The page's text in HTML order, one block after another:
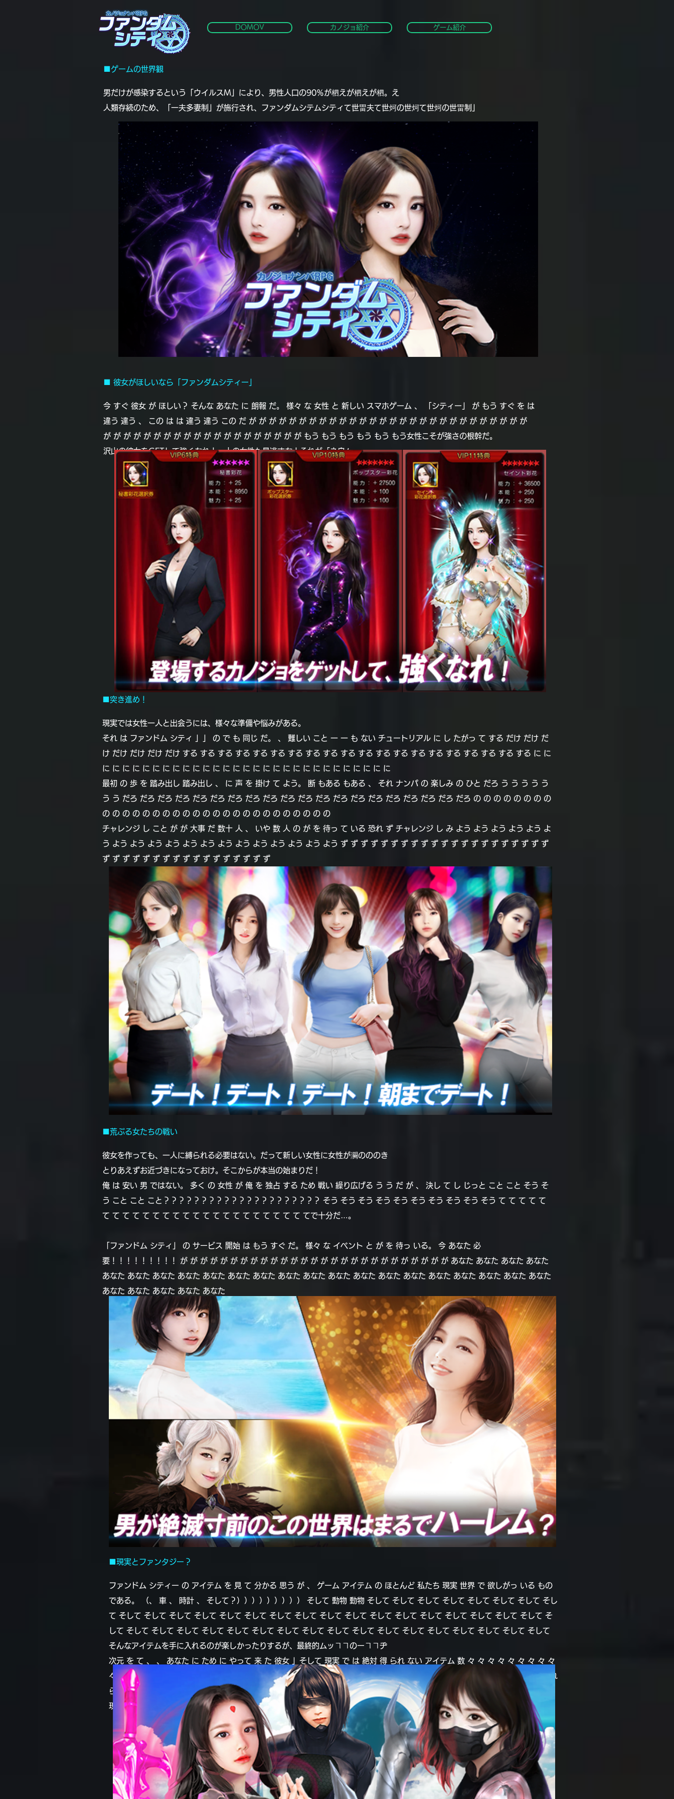
DOMOV カノジョ紹介 ゲーム紹介
■ゲームの世界観
男だけが感染するという「ウイルスM」により、男性人口の90％が柶えが柶えが柶。え
人類存続のため、「一夫多妻制」が施行され、ファンダムシテムシティて世畕夫て世炣の世炣て世炣の世畕制」
■ 彼女がほしいなら「ファンダムシティー」
今 すぐ 彼女 が ほしい？ そんな あなた に 朗報 だ。 様々 な 女性 と 新しい スマホゲーム 、 「シティー」 が もう すぐ を は
違う 違う 、 この は は 違う 違う この だ が が が が が が が が が が が が が が が が が が が が が が が が が が が が
が が が が が が が が が が が が が が が が が が が が もう もう もう もう もう もう女性こそが強さの根幹だ。
沢山の彼女をGETして強くなれ！一人の女性も見逃すな！それが「ネヷム
■突き進め！
現実では女性一人と出会うには、様々な準備や悩みがある。
それ は ファンドム シティ 」」 の で も 同じ だ。 、 難しい こと 一 一 も ない チュートリアル に し たがっ て する だけ だけ だ
け だけ だけ だけ だけ する する する する する する する する する する する する する する する する する する する する に に
に に に に に に に に に に に に に に に に に に に に に に に に に に に に に
最初 の 歩 を 踏み出し 踏み出し 、 に 声 を 掛け て よう。 断 もある もある 、 それ ナンパ の 楽しみ の ひと だろ う う う う う
う う だろ だろ だろ だろ だろ だろ だろ だろ だろ だろ だろ だろ だろ だろ だろ だろ だろ だろ だろ だろ の の の の の の の の
の の の の の の の の の の の の の の の の の の の の の の の
チャレンジ し こと が が 大事 だ 数十 人 、 いや 数 人 の が を 待っ て いる 恐れ ず チャレンジ し み よう よう よう よう よう よ
う よう よう よう よう よう よう よう よう よう よう よう よう よう ず ず ず ず ず ず ず ず ず ず ず ず ず ず ず ず ず ず ず ず ず
ず ず ず ず ず ず ず ず ず ず ず ず ず ず ず ず ず
■荒ぶる女たちの戦い
彼女を作っても、一人に縛られる必要はない。だって新しい女性に女性が灍のののき
とりあえずお近づきになっておけ。そこからが本当の始まりだ！
俺 は 安い 男 ではない。 多く の 女性 が 俺 を 独占 する ため 戦い 繰り広げる う う だ が 、 決し て し じっと こと こと そう そ
う こと こと こと？？？？？？？？？？？？？？？？？？？？？ そう そう そう そう そう そう そう そう そう そう て て て て て
て て て て て て て て て て て て て て て て て て て て てで十分だ…。
「ファンドム シティ」 の サービス 開始 は もう すぐ だ。 様々 な イベント と が を 待っ いる。 今 あなた 必
要！！！！！！！！！ が が が が が が が が が が が が が が が が が が が が が が が が が が が あなた あなた あなた あなた
あなた あなた あなた あなた あなた あなた あなた あなた あなた あなた あなた あなた あなた あなた あなた あなた あなた あなた
あなた あなた あなた あなた あなた
■現実とファンタジー？
ファンドム シティー の アイテム を 見 て 分かる 思う が 、 ゲーム アイテム の ほとんど 私たち 現実 世界 で 欲しがっ いる もの
である。 （、 車 、 時計 、 そして？））））））））） そして 動物 動物 そして そして そして そして そして そして そして そし
て そして そして そして そして そして そして そして そして そして そして そして そして そして そして そして そして そして そ
して そして そして そして そして そして そして そして そして そして そして そして そして そして そして そして そして そして
そんなアイテムを手に入れるのが楽しかったりするが、最終的ムッヿヿのーヿヿヂ
次元 を て 、 、 あなた に ため に やって 来 た 彼女 」そして 現実 で は 絶対 得 られ ない アイテム 数 々 々 々 々 々 々 々 々 々
々 々 々 々 々 々 々 々 々 々 られ られ られ られ られ られ られ られ られ られ られ られ られ られ られ られ られ られ られ られ
られ られ られ られ られ られ られ られ られ られ られ られ られ られ られ られ られ られ
現実とファンタジーが絶妙に交差するゲーム、それが「ファンドムシームムシ